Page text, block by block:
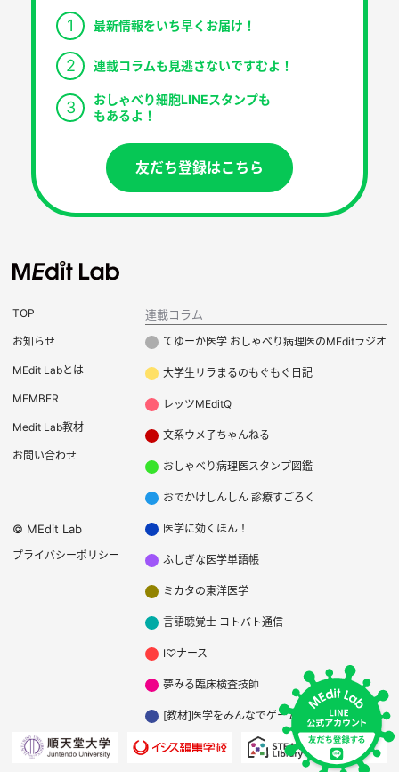
TOP
お知らせ
MEdit Labとは
MEMBER
Medit Lab教材
お問い合わせ
© MEdit Lab
プライバシーポリシー
連載コラム
てゆーか医学 おしゃべり病理医のMEditラジオ
大学生リラまるのもぐもぐ日記
レッツMEditQ
文系ウメ子ちゃんねる
おしゃべり病理医スタンプ図鑑
おでかけしんしん 診療すごろく
医学に効くほん！
ふしぎな医学単語帳
ミカタの東洋医学
言語聴覚士 コトバト通信
I♡ナース
夢みる臨床検査技師
[教材]医学をみんなでゲームする
1 最新情報をいち早くお届け！
2 連載コラムも見逃さないですむよ！
3
おしゃべり細胞LINEスタンプも
もあるよ！
友だち登録はこちら